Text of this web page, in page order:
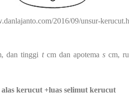
2016/09/unsur-
dan tinggi tcm dan apotema scm,
kerucut +luas selimut kerucut